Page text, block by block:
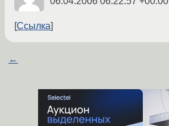
Ссылка
←